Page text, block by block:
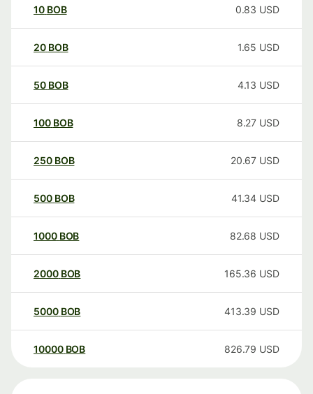
10 BOB 0.83 USD
20 BOB 1.65 USD
50 BOB 4.13 USD
100 BOB 8.27 USD
250 BOB 20.67 USD
500 BOB 41.34 USD
1000 BOB 82.68 USD
2000 BOB 165.36 USD
5000 BOB 413.39 USD
10000 BOB 826.79 USD